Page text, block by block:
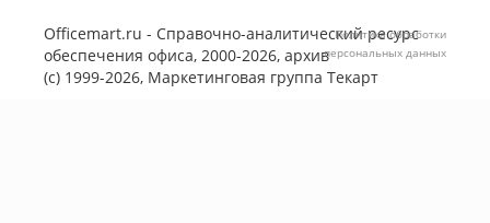
Officemart.ru - Справочно-аналитический ресурс
обеспечения офиса, 2000-2026, архив
(с) 1999-2026, Маркетинговая группа Текарт
Политика обработки
персональных данных